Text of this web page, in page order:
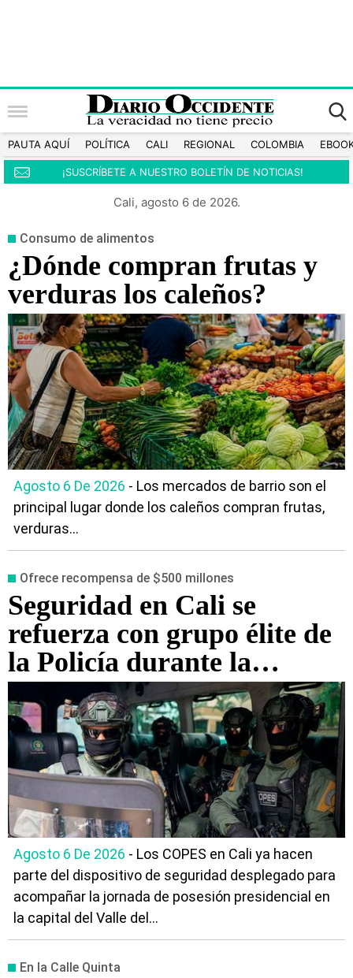
PAUTA AQUÍ POLÍTICA CALI REGIONAL COLOMBIA
¡SUSCRÍBETE A NUESTRO BOLETÍN DE NOTICIAS!
Cali, agosto 6 de 2026.
Consumo de alimentos
¿Dónde compran frutas y
verduras los caleños?
Agosto 6 De 2026 - Los mercados de barrio son el
principal lugar donde los caleños compran frutas,
verduras...
Ofrece recompensa de $500 millones
Seguridad en Cali se
refuerza con grupo élite de
la Policía durante la
posesión presidencial
Agosto 6 De 2026 - Los COPES en Cali ya hacen
parte del dispositivo de seguridad desplegado para
acompañar la jornada de posesión presidencial en
la capital del Valle del...
En la Calle Quinta